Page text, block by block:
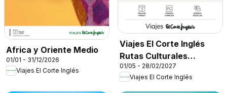
Africa y Oriente Medio
01/01 - 31/12/2026
Viajes El Corte Inglés
Viajes El Corte Inglés
Rutas Culturales
Cantabria
01/05 - 28/02/2027
Viajes El Corte Inglés